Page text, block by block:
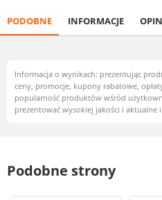
PODOBNE INFORMACJE
Informacja o wynikach: prezentując
ceny, promocje, kupony rabatowe,
popularność produktów wśród
prezentować wysokiej jakości i aktualne
Podobne strony